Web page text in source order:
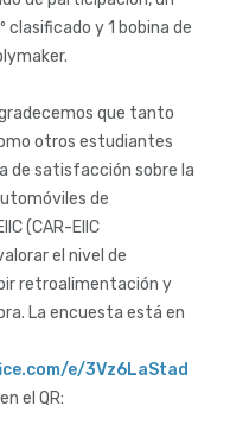
y 1 bobina de
que tanto
otros estudiantes
de satisfacción sobre la
de
(CAR-EIIC
el nivel de
retroalimentación y
La encuesta está en
e/3Vz6LaStad
el QR: